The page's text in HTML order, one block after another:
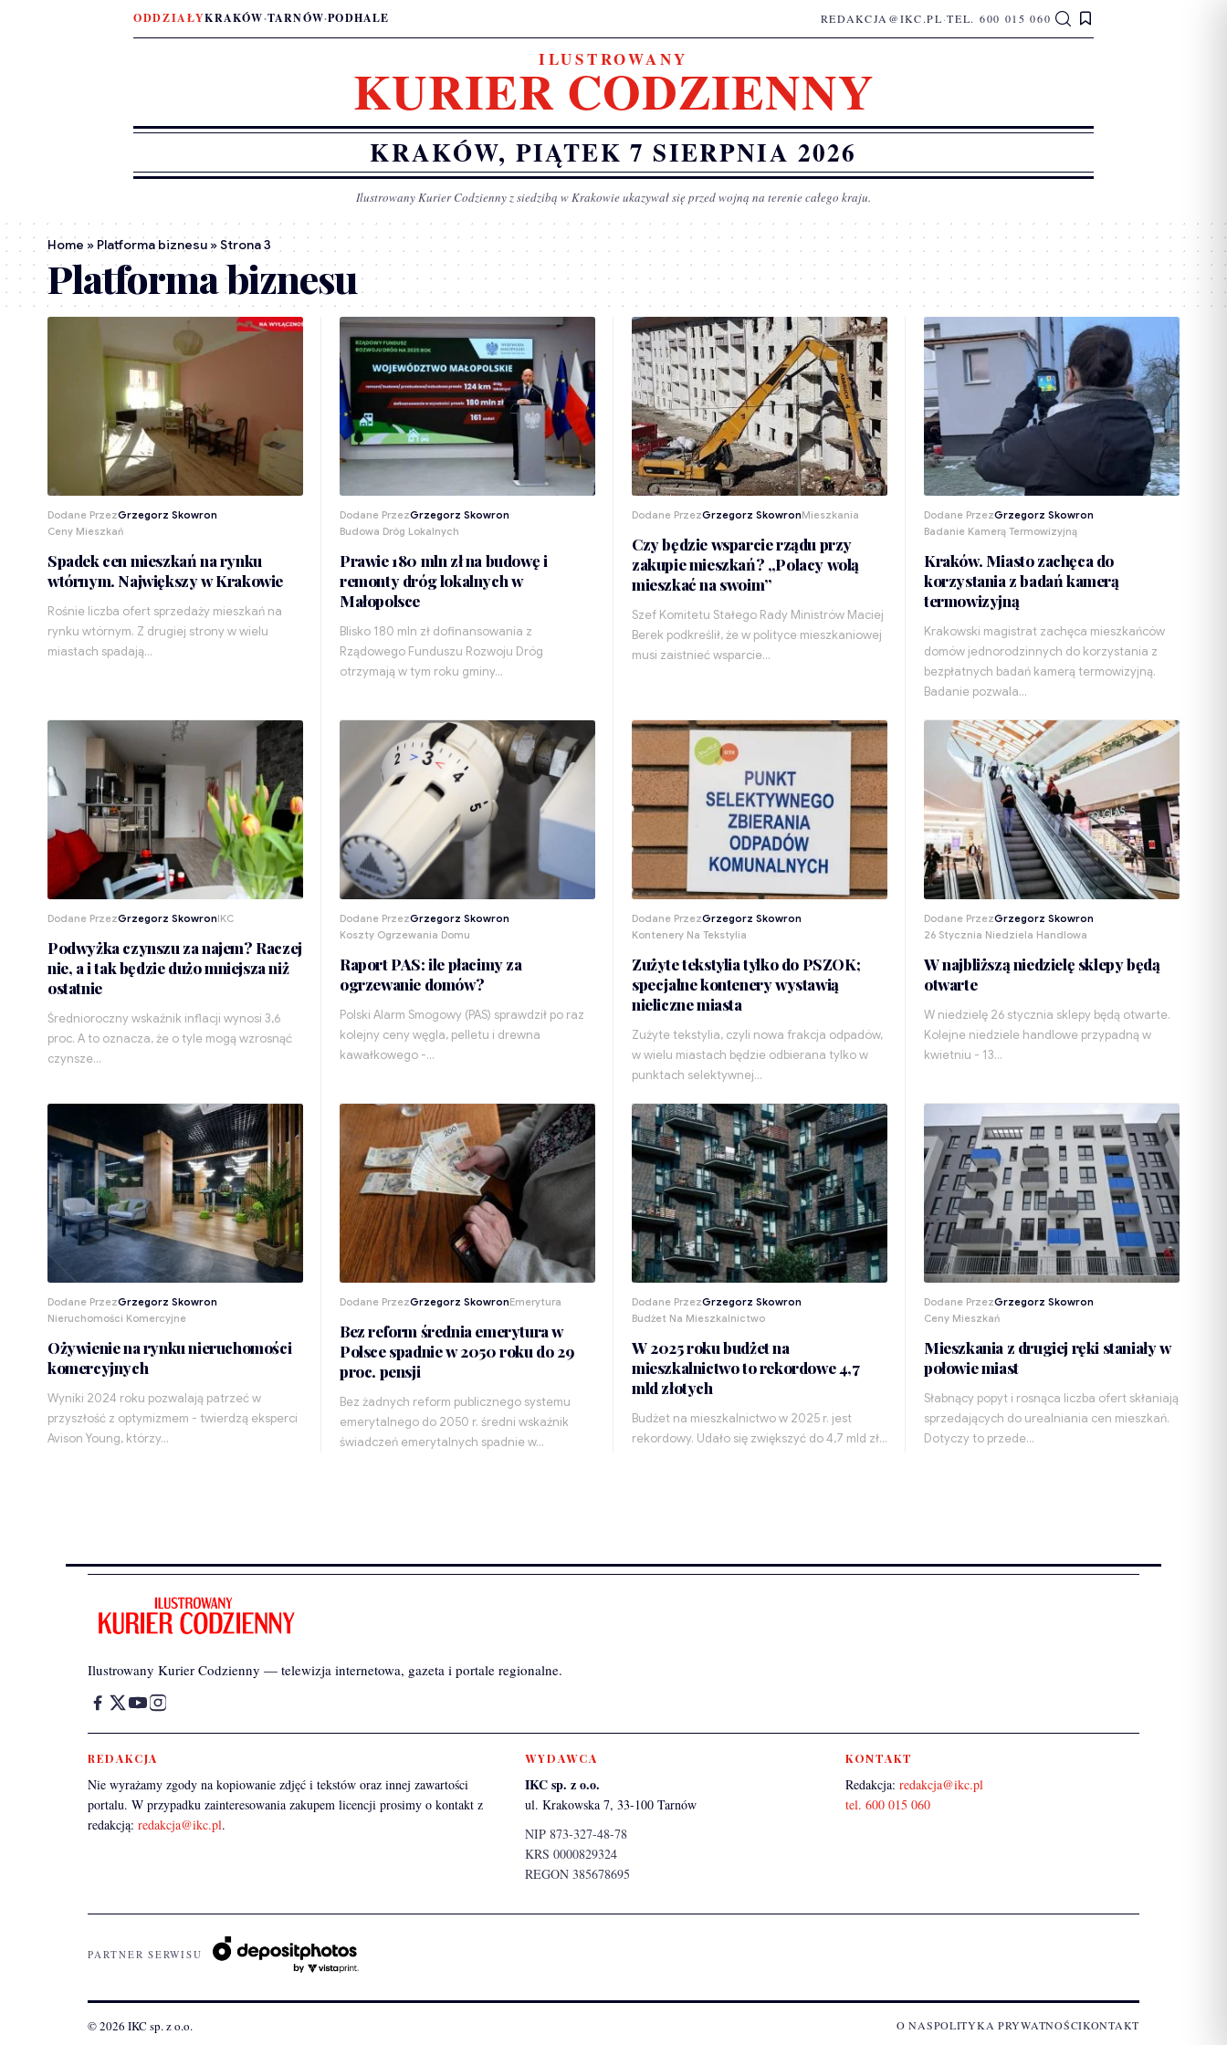
ODDZIAŁYKRAKÓW·TARNÓW·PODHALE REDAKCJA@IKC.PL·TEL. 600 015 060
ILUSTROWANY
KURIER CODZIENNY
KRAKÓW, PIĄTEK 7 SIERPNIA 2026
Ilustrowany Kurier Codzienny z siedzibą w Krakowie ukazywał się przed wojną na terenie całego kraju.
Home » Platforma biznesu »Strona 3
Platforma biznesu
Dodane PrzezGrzegorz Skowron
Ceny Mieszkań
Spadek cen mieszkań na rynku
wtórnym. Największy w Krakowie
Rośnie liczba ofert sprzedaży mieszkań na
rynku wtórnym. Z drugiej strony w wielu
miastach spadają…
Dodane PrzezGrzegorz Skowron
Budowa Dróg Lokalnych
Prawie 180 mln zł na budowę i
remonty dróg lokalnych w
Małopolsce
Blisko 180 mln zł dofinansowania z
Rządowego Funduszu Rozwoju Dróg
otrzymają w tym roku gminy…
Dodane PrzezGrzegorz SkowronMieszkania
Czy będzie wsparcie rządu przy
zakupie mieszkań? „Polacy wolą
mieszkać na swoim”
Szef Komitetu Stałego Rady Ministrów Maciej
Berek podkreślił, że w polityce mieszkaniowej
musi zaistnieć wsparcie…
Dodane PrzezGrzegorz Skowron
Badanie Kamerą Termowizyjną
Kraków. Miasto zachęca do
korzystania z badań kamerą
termowizyjną
Krakowski magistrat zachęca mieszkańców
domów jednorodzinnych do korzystania z
bezpłatnych badań kamerą termowizyjną.
Badanie pozwala…
Dodane PrzezGrzegorz SkowronIKC
Podwyżka czynszu za najem? Raczej
nie, a i tak będzie dużo mniejsza niż
ostatnie
Średnioroczny wskaźnik inflacji wynosi 3,6
proc. A to oznacza, że o tyle mogą wzrosnąć
czynsze…
Dodane PrzezGrzegorz Skowron
Koszty Ogrzewania Domu
Raport PAS: ile płacimy za
ogrzewanie domów?
Polski Alarm Smogowy (PAS) sprawdził po raz
kolejny ceny węgla, pelletu i drewna
kawałkowego -…
Dodane PrzezGrzegorz Skowron
Kontenery Na Tekstylia
Zużyte tekstylia tylko do PSZOK;
specjalne kontenery wystawią
nieliczne miasta
Zużyte tekstylia, czyli nowa frakcja odpadów,
w wielu miastach będzie odbierana tylko w
punktach selektywnej…
Dodane PrzezGrzegorz Skowron
26 Stycznia Niedziela Handlowa
W najbliższą niedzielę sklepy będą
otwarte
W niedzielę 26 stycznia sklepy będą otwarte.
Kolejne niedziele handlowe przypadną w
kwietniu - 13…
Dodane PrzezGrzegorz Skowron
Nieruchomości Komercyjne
Ożywienie na rynku nieruchomości
komercyjnych
Wyniki 2024 roku pozwalają patrzeć w
przyszłość z optymizmem - twierdzą eksperci
Avison Young, którzy…
Dodane PrzezGrzegorz SkowronEmerytura
Bez reform średnia emerytura w
Polsce spadnie w 2050 roku do 29
proc. pensji
Bez żadnych reform publicznego systemu
emerytalnego do 2050 r. średni wskaźnik
świadczeń emerytalnych spadnie w…
Dodane PrzezGrzegorz Skowron
Budżet Na Mieszkalnictwo
W 2025 roku budżet na
mieszkalnictwo to rekordowe 4,7
mld złotych
Budżet na mieszkalnictwo w 2025 r. jest
rekordowy. Udało się zwiększyć do 4,7 mld zł…
Dodane PrzezGrzegorz Skowron
Ceny Mieszkań
Mieszkania z drugiej ręki staniały w
połowie miast
Słabnący popyt i rosnąca liczba ofert skłaniają
sprzedających do urealniania cen mieszkań.
Dotyczy to przede…
Ilustrowany Kurier Codzienny — telewizja internetowa, gazeta i portale regionalne.
REDAKCJA
Nie wyrażamy zgody na kopiowanie zdjęć i tekstów oraz innej zawartości
portalu. W przypadku zainteresowania zakupem licencji prosimy o kontakt z
redakcją: redakcja@ikc.pl.
WYDAWCA
IKC sp. z o.o.
ul. Krakowska 7, 33-100 Tarnów
NIP 873-327-48-78
KRS 0000829324
REGON 385678695
KONTAKT
Redakcja: redakcja@ikc.pl
tel. 600 015 060
PARTNER SERWISU
© 2026 IKC sp. z o.o. O NASPOLITYKA PRYWATNOŚCIKONTAKT